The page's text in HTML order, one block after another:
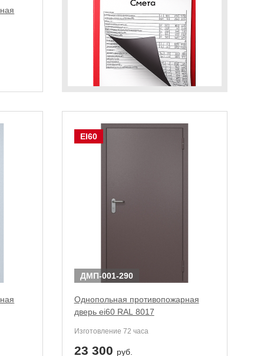
EI60
ДМП-001-290
Однопольная противопожарная
дверь ei60 RAL 8017
Изготовление 72 часа
23 300 руб.